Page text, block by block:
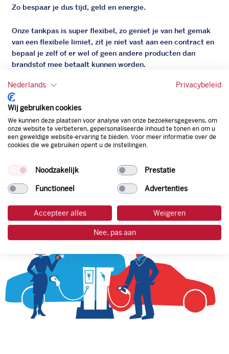
Zo bespaar je dus tijd, geld en energie.
Onze tankpas is super flexibel, zo geniet je van het gemak
van een flexibele limiet, zit je niet vast aan een contract en
bepaal je zelf of er wel of geen andere producten dan
brandstof mee betaalt kunnen worden.
korting. Mocht de pompprijs toch lager zijn dan betaal je
natuurlijk de prijs aan de pomp. Zo ben je altijd verzekerd
van de laagste prijs.
tankpas aanvragen
laadpas aanvragen
Nederlands Privacybeleid
Wij gebruiken cookies
We kunnen deze plaatsen voor analyse van onze bezoekersgegevens, om
onze website te verbeteren, gepersonaliseerde inhoud te tonen en om u
een geweldige website-ervaring te bieden. Voor meer informatie over de
cookies die we gebruiken opent u de instellingen.
Noodzakelijk Prestatie
Functioneel Advertenties
Accepteer alles Weigeren
Nee, pas aan